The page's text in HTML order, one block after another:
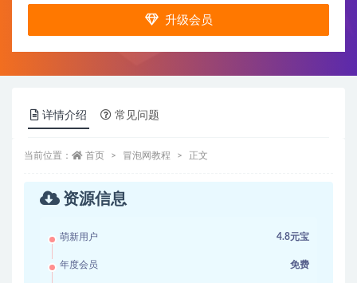
升级会员
详情介绍 常见问题
当前位置： 首页 冒泡网教程 正文
资源信息
萌新用户 4.8元宝
年度会员 免费